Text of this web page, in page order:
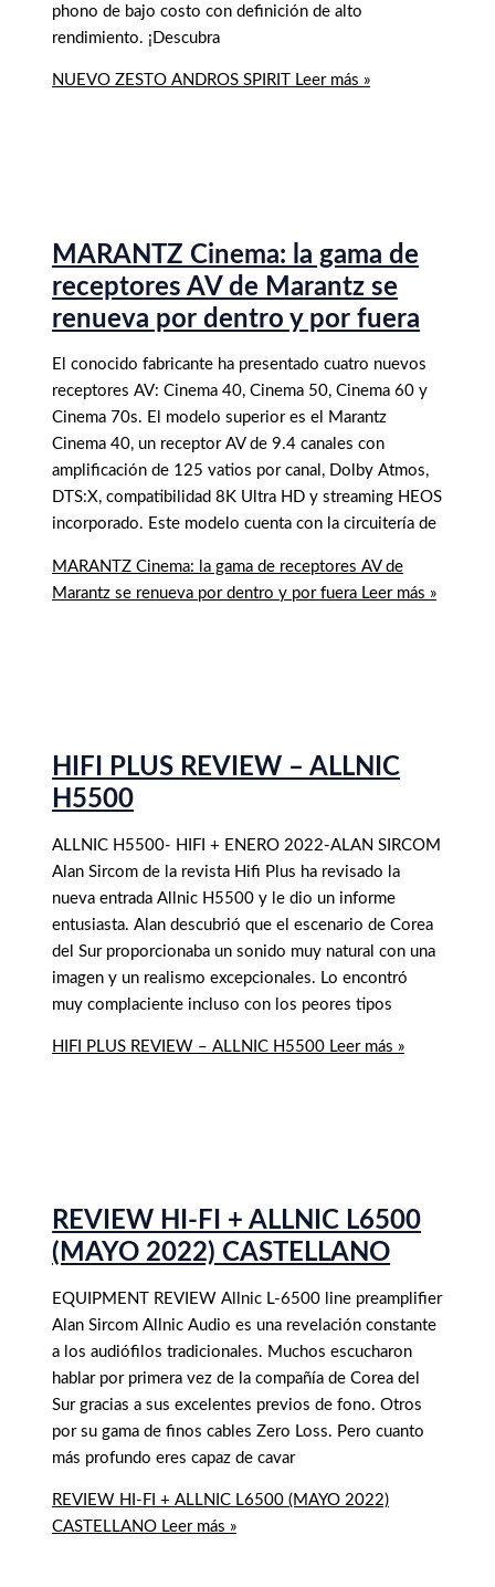
phono de bajo costo con definición de alto
rendimiento. ¡Descubra
NUEVO ZESTO ANDROS SPIRIT Leer más »
MARANTZ Cinema: la gama de
receptores AV de Marantz se
renueva por dentro y por fuera
El conocido fabricante ha presentado cuatro nuevos
receptores AV: Cinema 40, Cinema 50, Cinema 60 y
Cinema 70s. El modelo superior es el Marantz
Cinema 40, un receptor AV de 9.4 canales con
amplificación de 125 vatios por canal, Dolby Atmos,
DTS:X, compatibilidad 8K Ultra HD y streaming HEOS
incorporado. Este modelo cuenta con la circuitería de
MARANTZ Cinema: la gama de receptores AV de
Marantz se renueva por dentro y por fuera Leer más »
HIFI PLUS REVIEW – ALLNIC
H5500
ALLNIC H5500- HIFI + ENERO 2022-ALAN SIRCOM
Alan Sircom de la revista Hifi Plus ha revisado la
nueva entrada Allnic H5500 y le dio un informe
entusiasta. Alan descubrió que el escenario de Corea
del Sur proporcionaba un sonido muy natural con una
imagen y un realismo excepcionales. Lo encontró
muy complaciente incluso con los peores tipos
HIFI PLUS REVIEW – ALLNIC H5500 Leer más »
REVIEW HI-FI + ALLNIC L6500
(MAYO 2022) CASTELLANO
EQUIPMENT REVIEW Allnic L-6500 line preamplifier
Alan Sircom Allnic Audio es una revelación constante
a los audiófilos tradicionales. Muchos escucharon
hablar por primera vez de la compañía de Corea del
Sur gracias a sus excelentes previos de fono. Otros
por su gama de finos cables Zero Loss. Pero cuanto
más profundo eres capaz de cavar
REVIEW HI-FI + ALLNIC L6500 (MAYO 2022)
CASTELLANO Leer más »